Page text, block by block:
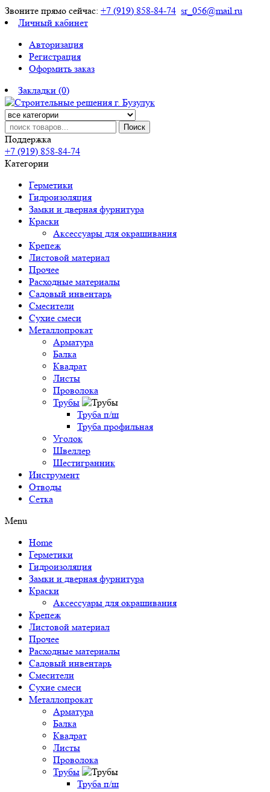
Звоните прямо сейчас: +7 (919) 858-84-74 sr_056@mail.ru
Личный кабинет
Авторизация
Регистрация
Оформить заказ
Закладки (0)
Поиск
Поддержка
+7 (919) 858-84-74
Категории
Герметики
Гидроизоляция
Замки и дверная фурнитура
Краски
Аксессуары для окрашивания
Крепеж
Листовой материал
Прочее
Расходные материалы
Садовый инвентарь
Смесители
Сухие смеси
Металлопрокат
Арматура
Балка
Квадрат
Листы
Проволока
Трубы
Труба п/ш
Труба профильная
Уголок
Швеллер
Шестигранник
Инструмент
Отводы
Сетка
Menu
Home
Герметики
Гидроизоляция
Замки и дверная фурнитура
Краски
Аксессуары для окрашивания
Крепеж
Листовой материал
Прочее
Расходные материалы
Садовый инвентарь
Смесители
Сухие смеси
Металлопрокат
Арматура
Балка
Квадрат
Листы
Проволока
Трубы
Труба п/ш